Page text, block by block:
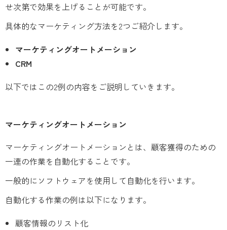
せ次第で効果を上げることが可能です。
具体的なマーケティング方法を2つご紹介します。
マーケティングオートメーション
CRM
以下ではこの2例の内容をご説明していきます。
マーケティングオートメーション
マーケティングオートメーションとは、顧客獲得のための
一連の作業を自動化することです。
一般的にソフトウェアを使用して自動化を行います。
自動化する作業の例は以下になります。
顧客情報のリスト化